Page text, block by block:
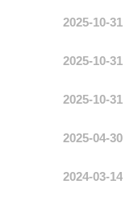
2025-10-31
2025-10-31
2025-10-31
2025-04-30
2024-03-14